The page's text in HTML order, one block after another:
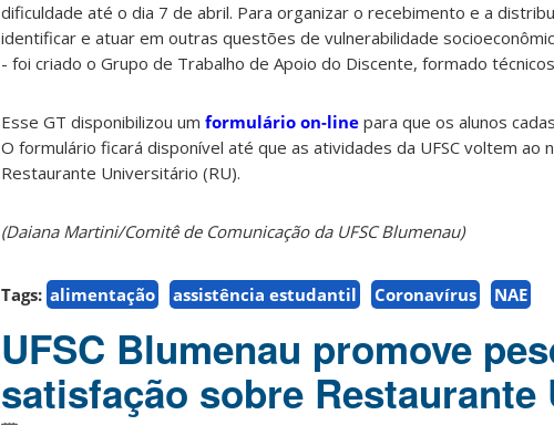
dificuldade até o dia 7 de abril. Para organizar o recebimento e a
identificar e atuar em outras questões de vulnerabilidade
- foi criado o Grupo de Trabalho de Apoio do Discente, formado
Esse GT disponibilizou um formulário on-line para que os alunos
O formulário ficará disponível até que as atividades da UFSC voltem ao
Restaurante Universitário (RU).
(Daiana Martini/Comitê de Comunicação da UFSC Blumenau)
Tags: alimentação assistência estudantil Coronavírus NAE
UFSC Blumenau promove
satisfação sobre